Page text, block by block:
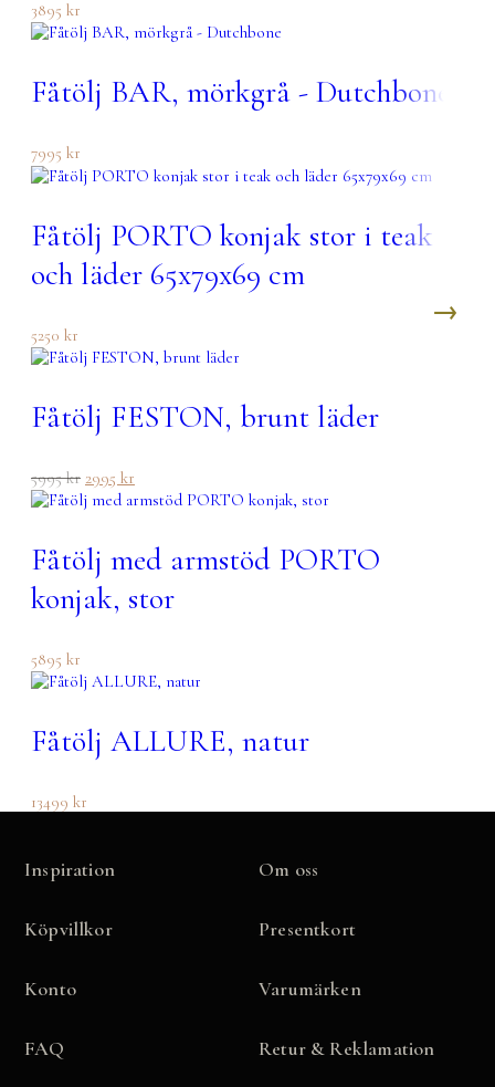
3895 kr
Fåtölj BAR, mörkgrå - Dutchbone
7995 kr
Fåtölj PORTO konjak stor i teak
och läder 65x79x69 cm
5250 kr
Fåtölj FESTON, brunt läder
5995kr Det
ursprungliga
priset
5995 kr.
2995 kr
nuvarande
2995 kr.
Fåtölj med armstöd PORTO
konjak, stor
5895 kr
Fåtölj ALLURE, natur
13499 kr
Inspiration Om oss
Köpvillkor Presentkort
Konto Varumärken
FAQ Retur & Reklamation